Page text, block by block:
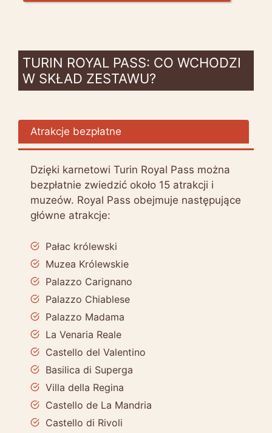
TURIN ROYAL PASS: CO WCHODZI
W SKŁAD ZESTAWU?
Atrakcje bezpłatne
Dzięki karnetowi Turin Royal Pass można
bezpłatnie zwiedzić około 15 atrakcji i
muzeów. Royal Pass obejmuje następujące
główne atrakcje:
Pałac królewski
Muzea Królewskie
Palazzo Carignano
Palazzo Chiablese
Palazzo Madama
La Venaria Reale
Castello del Valentino
Basilica di Superga
Villa della Regina
Castello de La Mandria
Castello di Rivoli